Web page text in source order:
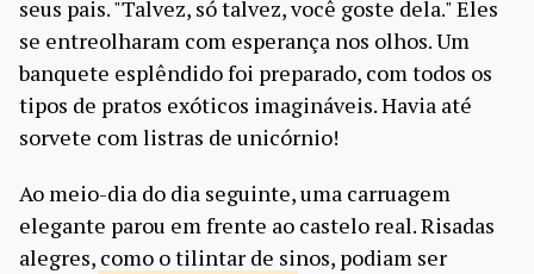
seus pais. "Talvez, só talvez, você goste dela." Eles
se entreolharam com esperança nos olhos. Um
banquete esplêndido foi preparado, com todos os
tipos de pratos exóticos imagináveis. Havia até
sorvete com listras de unicórnio!
Ao meio-dia do dia seguinte, uma carruagem
elegante parou em frente ao castelo real. Risadas
alegres, como o tilintar de sinos, podiam ser